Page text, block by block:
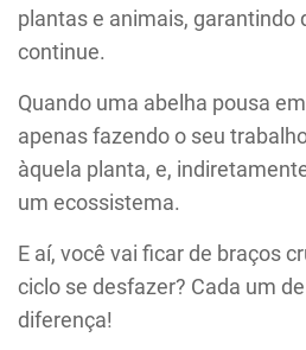
plantas e animais, garantindo
continue.
Quando uma abelha pousa
apenas fazendo o seu
àquela planta, e,
um ecossistema.
E aí, você vai ficar de braços
ciclo se desfazer? Cada um
diferença!